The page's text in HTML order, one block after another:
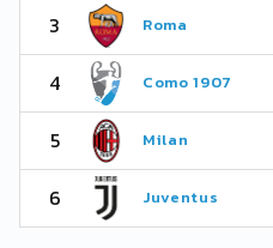
3 Roma
4 Como 1907
5 Milan
6 Juventus